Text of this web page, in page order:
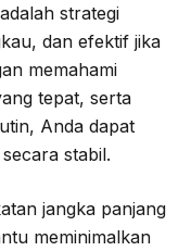
strategi
dan efektif jika
memahami
tepat, serta
Anda dapat
stabil.
jangka panjang
meminimalkan